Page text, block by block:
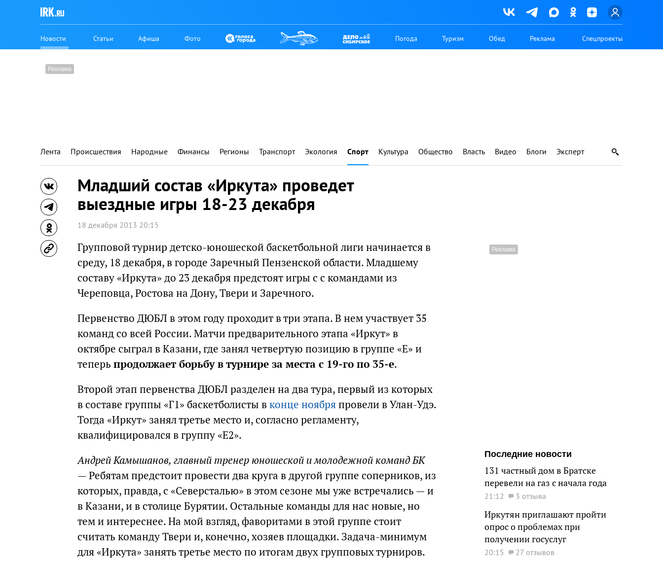
Новости Статьи Афиша Фото Погода Туризм Обед Реклама Спецпроекты
Лента Происшествия Народные Финансы Регионы Транспорт Экология Спорт Культура Общество Власть Видео Блоги Эксперт
Младший состав «Иркута» проведет
выездные игры 18-23 декабря
18 декабря 2013 20:15
Групповой турнир детско-юношеской баскетбольной лиги начинается в
среду, 18 декабря, в городе Заречный Пензенской области. Младшему
составу «Иркута» до 23 декабря предстоят игры с с командами из
Череповца, Ростова на Дону, Твери и Заречного.
Первенство ДЮБЛ в этом году проходит в три этапа. В нем участвует 35
команд со всей России. Матчи предварительного этапа «Иркут» в
октябре сыграл в Казани, где занял четвертую позицию в группе «Е» и
теперь продолжает борьбу в турнире за места с 19-го по 35-е.
Второй этап первенства ДЮБЛ разделен на два тура, первый из которых
в составе группы «Г1» баскетболисты в конце ноябряпровели в Улан-Удэ.
Тогда «Иркут» занял третье место и, согласно регламенту,
квалифицировался в группу «Е2».
Андрей Камышанов, главный тренер юношеской и молодежной команд БК
— Ребятам предстоит провести два круга в другой группе соперников, из
которых, правда, с «Северсталью» в этом сезоне мы уже встречались — и
в Казани, и в столице Бурятии. Остальные команды для нас новые, но
тем и интереснее. На мой взгляд, фаворитами в этой группе стоит
считать команду Твери и, конечно, хозяев площадки. Задача-минимум
для «Иркута» занять третье место по итогам двух групповых турниров.
Последние новости
131 частный дом в Братске
перевели на газ с начала года
21:12 3 отзыва
Иркутян приглашают пройти
опрос о проблемах при
получении госуслуг
20:15 27 отзывов